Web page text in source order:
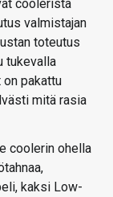
coolerista
valmistajan
toteutus
tukevalla
pakattu
mitä rasia
coolerin ohella
kaksi Low-